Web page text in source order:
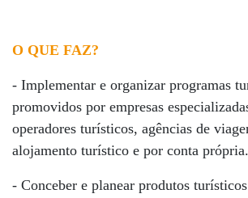
O QUE FAZ?
- Implementar e organizar programas
promovidos por empresas
operadores turísticos, agências de
alojamento turístico e por conta própria.
- Conceber e planear produtos